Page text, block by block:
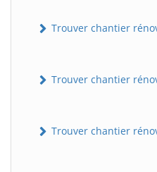
Trouver chantier
Trouver chantier
Trouver chantier